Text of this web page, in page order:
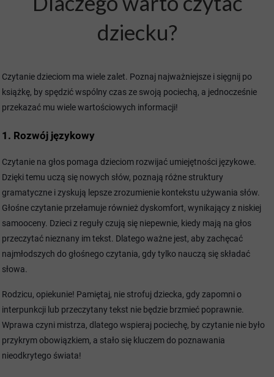
dziecku?
Czytanie dzieciom ma wiele zalet. Poznaj najważniejsze i sięgnij po
książkę, by spędzić wspólny czas ze swoją pociechą, a jednocześnie
przekazać mu wiele wartościowych informacji!
1. Rozwój językowy
Czytanie na głos pomaga dzieciom rozwijać umiejętności językowe.
Dzięki temu uczą się nowych słów, poznają różne struktury
gramatyczne i zyskują lepsze zrozumienie kontekstu używania słów.
Głośne czytanie przełamuje również dyskomfort, wynikający z niskiej
samooceny. Dzieci z reguły czują się niepewnie, kiedy mają na głos
przeczytać nieznany im tekst. Dlatego ważne jest, aby zachęcać
najmłodszych do głośnego czytania, gdy tylko nauczą się składać
słowa.
Rodzicu, opiekunie! Pamiętaj, nie strofuj dziecka, gdy zapomni o
interpunkcji lub przeczytany tekst nie będzie brzmieć poprawnie.
Wprawa czyni mistrza, dlatego wspieraj pociechę, by czytanie nie było
przykrym obowiązkiem, a stało się kluczem do poznawania
nieodkrytego świata!